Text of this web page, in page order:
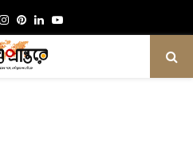
Instagram
Pinterest
LinkedinYoutube